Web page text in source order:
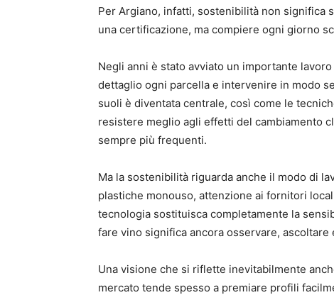
Per Argiano, infatti, sostenibilità non significa
una certificazione, ma compiere ogni giorno
Negli anni è stato avviato un importante
dettaglio ogni parcella e intervenire in modo
suoli è diventata centrale, così come le
resistere meglio agli effetti del cambiamento
sempre più frequenti.
Ma la sostenibilità riguarda anche il modo di
plastiche monouso, attenzione ai fornitori
tecnologia sostituisca completamente la
fare vino significa ancora osservare,
Una visione che si riflette inevitabilmente
mercato tende spesso a premiare profili